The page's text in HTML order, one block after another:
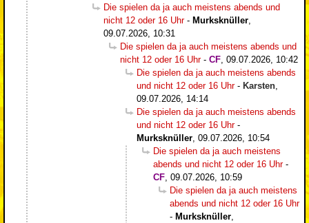
Die spielen da ja auch meistens abends und
nicht 12 oder 16 Uhr- Murksknüller
09.07.2026, 10:31
Die spielen da ja auch meistens abends und
nicht 12 oder 16 Uhr- CF 09.07.2026, 10:42
Die spielen da ja auch meistens abends
und nicht 12 oder 16 Uhr- Karsten
09.07.2026, 14:14
Die spielen da ja auch meistens abends
und nicht 12 oder 16 Uhr-
Murksknüller 09.07.2026, 10:54
Die spielen da ja auch meistens
abends und nicht 12 oder 16 Uhr-
CF 09.07.2026, 10:59
Die spielen da ja auch meistens
abends und nicht 12 oder 16 Uhr
- Murksknüller